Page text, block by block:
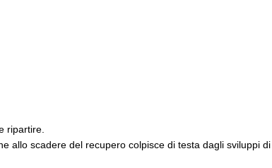
ripartire.
allo scadere del recupero colpisce di testa dagli sviluppi